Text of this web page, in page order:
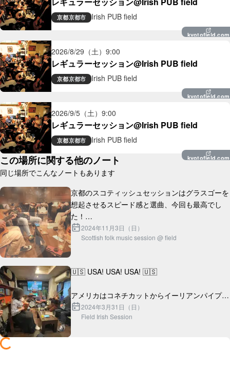
京都京都市 Irish PUB field
kyotofield.com
2026/8/29（土） 9:00
レギュラーセッション@Irish PUB field
京都京都市 Irish PUB field
kyotofield.com
2026/9/5（土） 9:00
レギュラーセッション@Irish PUB field
京都京都市 Irish PUB field
kyotofield.com
この場所に関する他のノート
同じ場所でこんなノートもあります
京都のスコティッシュセッションはグラスゴーを
想起させるスピード感と選曲、今回も最高でし
た！
ところで近くに席からすごい楽しそうにセッショ
2024年11月3日（日）
Scottish folk music session @ field
🇺🇸 USA! USA! USA! 🇺🇸
アメリカはコネチカットからイーリアンパイプ奏
者のナイスなクールガイ、ジョナサンがやってき
た！
2024年3月31日（日）
Field Irish Session